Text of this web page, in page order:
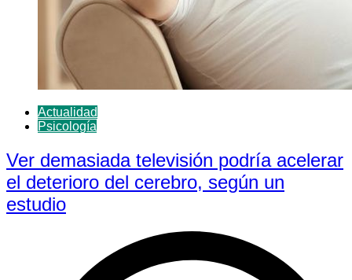
Actualidad
Psicología
Ver demasiada televisión podría acelerar
el deterioro del cerebro, según un
estudio